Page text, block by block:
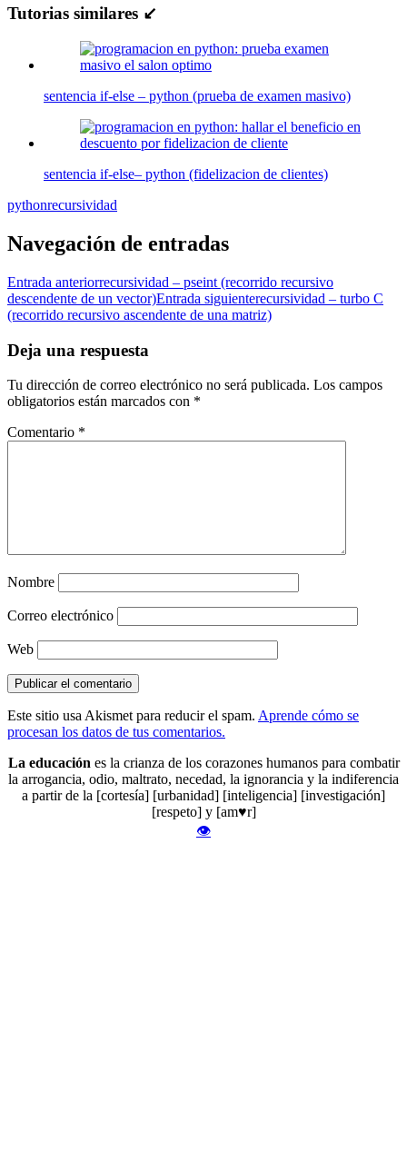
Tutorias similares ↙
sentencia if-else – python (prueba de examen masivo)
sentencia if-else– python (fidelizacion de clientes)
pythonrecursividad
Navegación de entradas
Entrada anteriorrecursividad – pseint (recorrido recursivo
descendente de un vector)Entrada siguienterecursividad – turbo C
(recorrido recursivo ascendente de una matriz)
Deja una respuesta
Tu dirección de correo electrónico no será publicada. Los campos
obligatorios están marcados con *
Comentario *
Nombre
Correo electrónico
Web
Este sitio usa Akismet para reducir el spam. Aprende cómo se
procesan los datos de tus comentarios.
La educaciónes la crianza de los corazones humanos para combatir
la arrogancia, odio, maltrato, necedad, la ignorancia y la indiferencia
a partir de la [cortesía] [urbanidad] [inteligencia] [investigación]
[respeto] y [am♥r]
👁